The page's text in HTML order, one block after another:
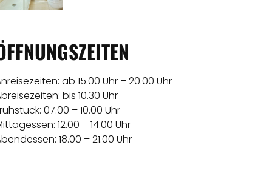
ab 15.00 Uhr – 20.00 Uhr
bis 10.30 Uhr
07.00 – 10.00 Uhr
12.00 – 14.00 Uhr
18.00 – 21.00 Uhr